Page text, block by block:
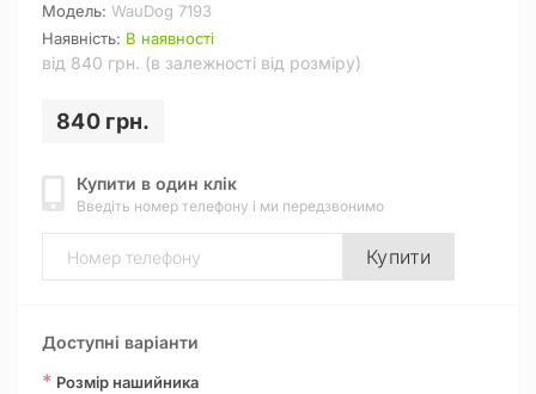
Модель: WauDog 7193
Наявність: В наявності
від 840 грн. (в залежності від розміру)
840 грн.
Купити в один клік
Введіть номер телефону і ми передзвонимо
Купити
Доступні варіанти
* Розмір нашийника